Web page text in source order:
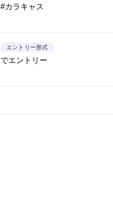
#カラキャス
エントリー形式
でエントリー